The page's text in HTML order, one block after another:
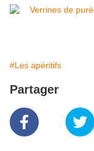
#Les apéritifs
Partager